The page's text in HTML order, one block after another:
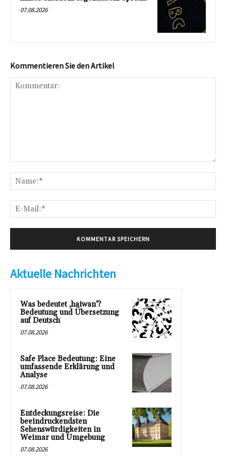
07.08.2026
Kommentieren Sie den Artikel
Aktuelle Nachrichten
Was bedeutet ‚haiwan‘?
Bedeutung und Übersetzung
auf Deutsch
07.08.2026
Safe Place Bedeutung: Eine
umfassende Erklärung und
Analyse
07.08.2026
Entdeckungsreise: Die
beeindruckendsten
Sehenswürdigkeiten in
Weimar und Umgebung
07.08.2026